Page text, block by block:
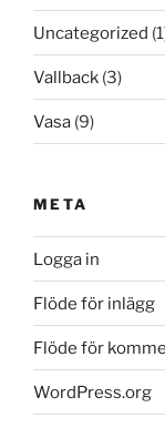
Uncategorized
Vallback (3)
Vasa (9)
META
Logga in
Flöde för inlägg
Flöde för
WordPress.org